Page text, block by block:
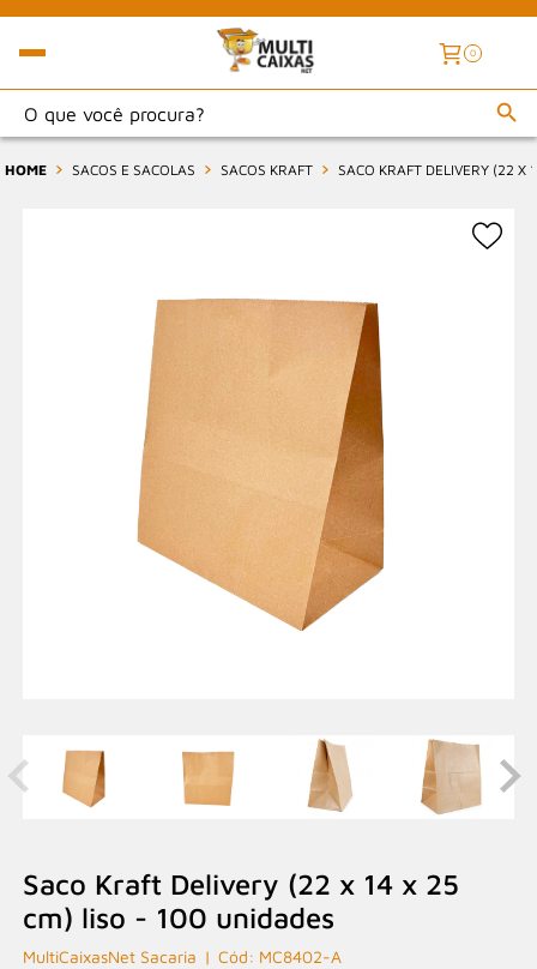
0
HOME SACOS E SACOLAS SACOS KRAFT SACO KRAFT DELIVERY (22
Saco Kraft Delivery (22 x 14 x 25
cm) liso - 100 unidades
MultiCaixasNet Sacaria MC8402-A